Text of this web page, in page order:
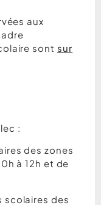
aux
sont sur
:
des zones
à 12h et de
scolaires des